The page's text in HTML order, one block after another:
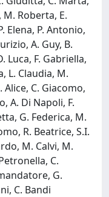
M. Roberta, E.
Elena, P. Antonio,
A. Guy, B.
Luca, F. Gabriella,
L. Claudia, M.
Alice, C. Giacomo,
A. Di Napoli, F.
G. Federica, M.
R. Beatrice, S.I.
M. Calvi, M.
C.
G.
C. Bandi